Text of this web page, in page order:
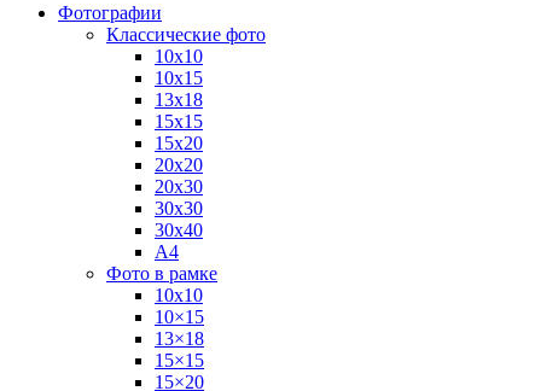
Фотографии
Классические фото
10х10
10х15
13х18
15х15
15х20
20х20
20х30
30х30
30х40
А4
Фото в рамке
10х10
10×15
13×18
15×15
15×20